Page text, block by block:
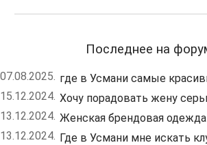
Последнее на
07.08.2025. где в Усмани самые
15.12.2024. Хочу порадовать жену
13.12.2024. Женская брендовая одежда
13.12.2024. Где в Усмани мне искать